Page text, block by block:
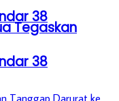
38
Tegaskan
38